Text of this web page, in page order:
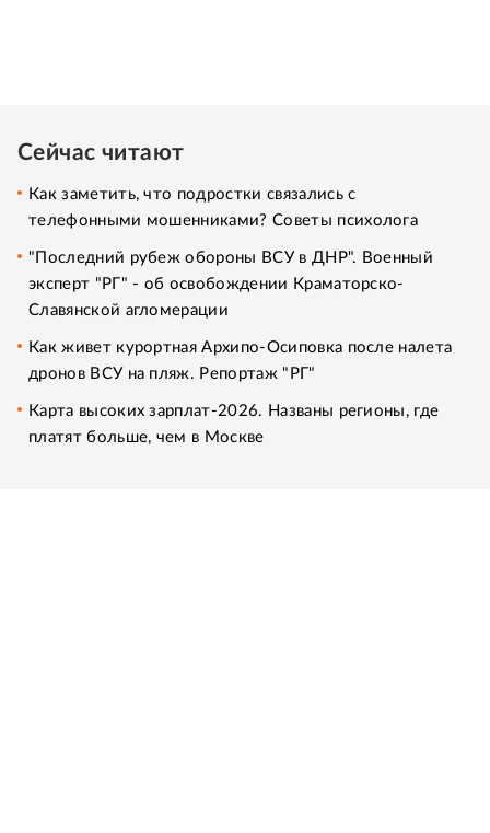
Сейчас читают
Как заметить, что подростки связались с
телефонными мошенниками? Советы психолога
"Последний рубеж обороны ВСУ в ДНР". Военный
эксперт "РГ" - об освобождении Краматорско-
Славянской агломерации
Как живет курортная Архипо-Осиповка после налета
дронов ВСУ на пляж. Репортаж "РГ"
Карта высоких зарплат-2026. Названы регионы, где
платят больше, чем в Москве